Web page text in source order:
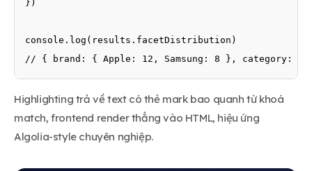
})
console.log(results.facetDistribution)
// { brand: { Apple: 12, Samsung: 8 }, category: {
Highlighting trả về text có thẻ mark bao quanh từ khoá
match, frontend render thẳng vào HTML, hiệu ứng
Algolia-style chuyên nghiệp.